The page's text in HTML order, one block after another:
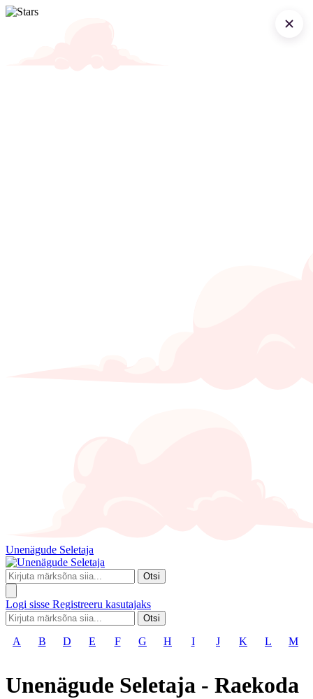
Unenägude Seletaja
Otsi
Logi sisse Registreeru kasutajaks
Otsi
A B D E F G H I J K L M
Unenägude Seletaja - Raekoda